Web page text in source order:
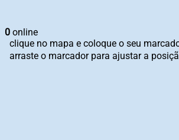
0 online
clique no mapa e coloque o seu
arraste o marcador para ajustar a